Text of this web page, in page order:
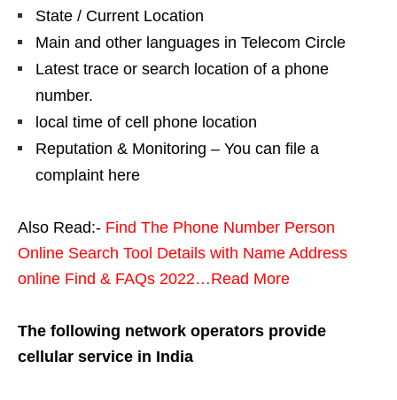
State / Current Location
Main and other languages ​​in Telecom Circle
Latest trace or search location of a phone
number.
local time of cell phone location
Reputation & Monitoring – You can file a
complaint here
Also Read:- Find The Phone Number Person
Online Search Tool Details with Name Address
online Find & FAQs 2022…Read More
The following network operators provide
cellular service in India